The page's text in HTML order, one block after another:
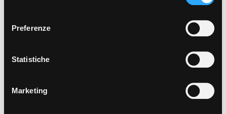
cookie di profilazione può negare il consenso sul tasto
Preferenze
Statistiche
Marketing